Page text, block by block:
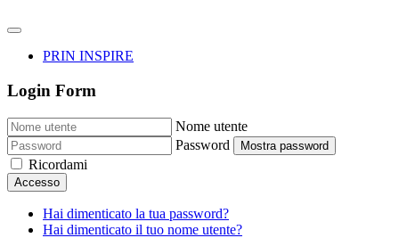
PRIN INSPIRE
Login Form
Nome utente
Password
Mostra password
Ricordami
Accesso
Hai dimenticato la tua password?
Hai dimenticato il tuo nome utente?